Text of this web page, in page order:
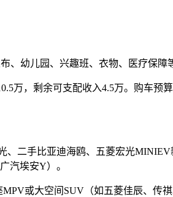
、幼儿园、兴趣班、衣物、医疗保障
万，剩余可支配收入4.5万。购车预
二手比亚迪海鸥、五菱宏光
汽埃安Y）。
或大空间SUV（如五菱佳辰、